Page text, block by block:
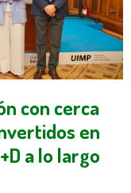
con cerca
en
a lo largo